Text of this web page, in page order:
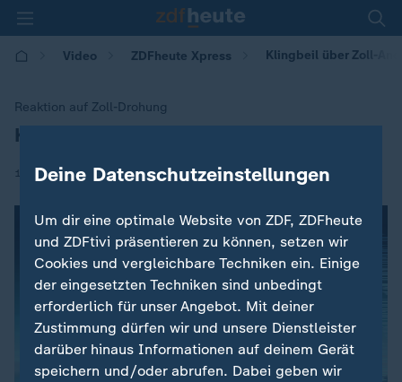
Video ZDFheute Xpress Klingbeil über Zoll-
Reaktion auf Zoll-Drohung
:Klingbeil: "Lassen uns nicht erpressen"
19.01.2026 | 15:00
Deine Datenschutzeinstellungen
Um dir eine optimale Website von ZDF, ZDFheute
und ZDFtivi präsentieren zu können, setzen wir
Cookies und vergleichbare Techniken ein. Einige
der eingesetzten Techniken sind unbedingt
erforderlich für unser Angebot. Mit deiner
Zustimmung dürfen wir und unsere Dienstleister
darüber hinaus Informationen auf deinem Gerät
speichern und/oder abrufen. Dabei geben wir